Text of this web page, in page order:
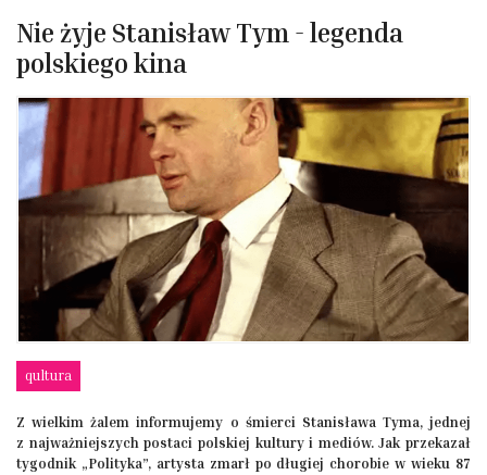
Nie żyje Stanisław Tym - legenda
polskiego kina
qultura
Z wielkim żalem informujemy o śmierci Stanisława Tyma, jednej
z najważniejszych postaci polskiej kultury i mediów. Jak przekazał
tygodnik „Polityka”, artysta zmarł po długiej chorobie w wieku 87